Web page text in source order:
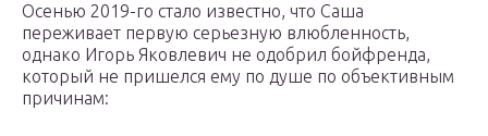
Осенью 2019-го стало известно, что Саша
переживает первую серьезную влюбленность,
однако Игорь Яковлевич не одобрил бойфренда,
который не пришелся ему по душе по объективным
причинам: